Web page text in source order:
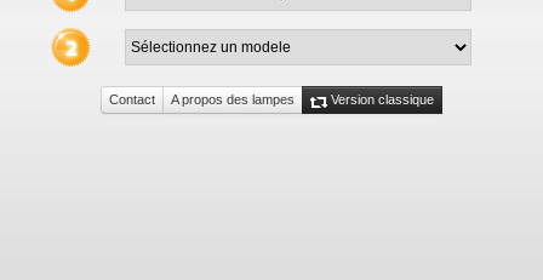
Contact A propos des lampes Version classique